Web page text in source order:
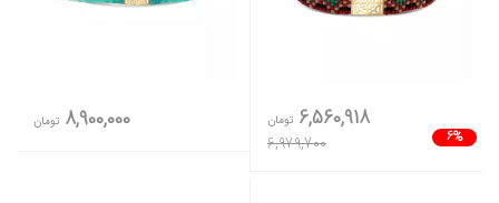
6%
6,560,918 تومان
6,979,700
8,900,000 تومان